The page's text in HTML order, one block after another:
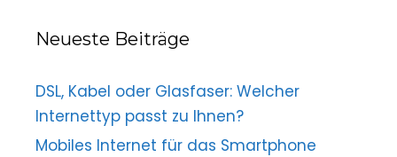
Neueste Beiträge
DSL, Kabel oder Glasfaser: Welcher
Internettyp passt zu Ihnen?
Mobiles Internet für das Smartphone